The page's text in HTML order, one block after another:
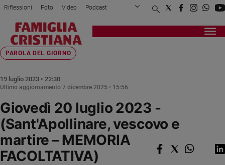
Attualità
Italia
Politica
Mondo
Economia
Legalità
e
giustizia
Sport
Riflessioni Foto Video Podcast
Privacy Policy Chi siamo
Registrati Redazione
Home page> Fede e spiritualità
PAROLA DEL GIORNO
Giovedì 20 luglio 2023 -
(Sant'Apollinare, vescovo e
martire – MEMORIA
FACOLTATIVA)
19 luglio 2023 • 22:30
Ultimo aggiornamento 7 dicembre 2025 • 15:56